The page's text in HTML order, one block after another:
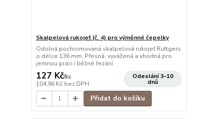
Skalpelová rukojeť (č. 4) pro výměnné čepelky
Odolná pochromovaná skalpelová rukojeť Rüttgers
o délce 136 mm. Přesná, vyvážená a vhodná pro
jemnou práci i běžné řezání.
127 Kč/ks
104,96 Kč bez DPH
Odeslání 3–10
dnů
Přidat do košíku